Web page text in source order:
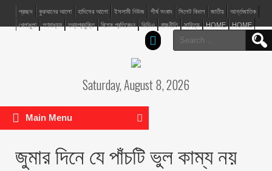
প্রচ্ছদ কুরআনের আলো হাদিসের আলো ইসলামী নিউজ শীর্ষ সংবাদ সিলেট বিভাগ জাতীয়
আর্ন্তজাতিক
খেলাধুলা
গণমাধ্যম তথ্যপ্রযুক্তি বিশেষ প্রতিবেদন ভিডিও রাজনীতি সাহিত্য HOME HOME
Search
for:
Saturday, August 8, 2026
Main Menu
জুমার দিনে যে পাঁচটি ভুল কাম্য নয়